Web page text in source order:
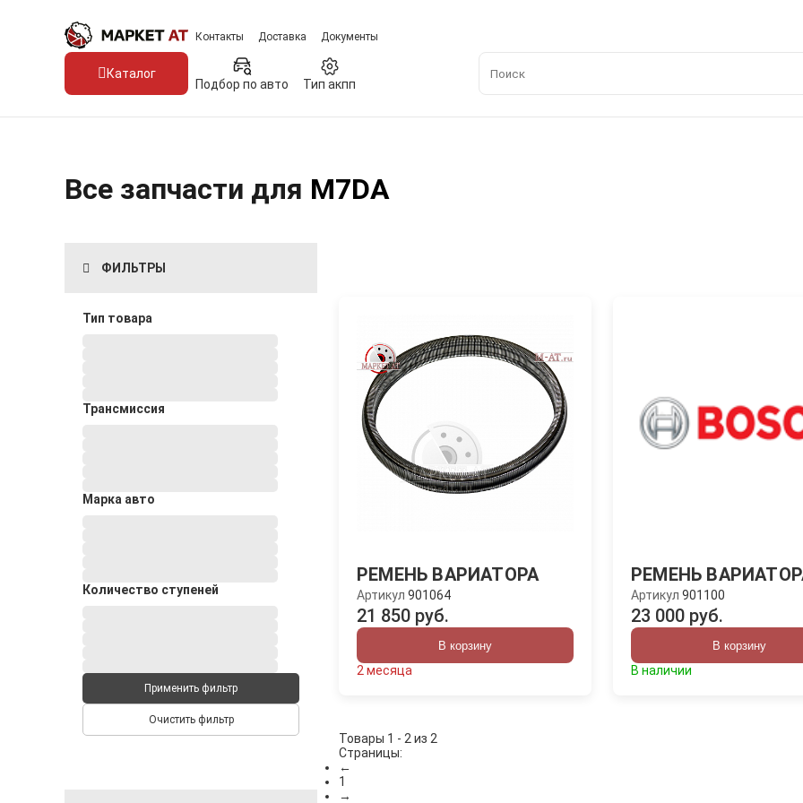
Контакты Доставка Документы
Каталог
Подбор по авто Тип акпп
Все запчасти для M7DA
ФИЛЬТРЫ
Тип товара
Трансмиссия
Марка авто
Количество ступеней
Применить фильтр
Очистить фильтр
РЕМЕНЬ ВАРИАТОРА
Артикул 901064
21 850 руб.
В корзину
2 месяца
РЕМЕНЬ
Артикул 901100
23 000 руб.
В корзину
В наличии
Товары 1 - 2 из 2
Страницы:
←
1
→